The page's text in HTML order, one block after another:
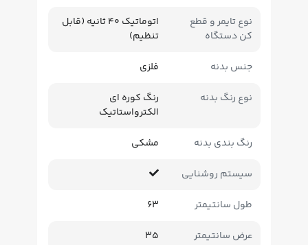
نوع تایمر و قطع
کن دستگاه
اتوماتیک 40 ثانیه (قابل
تنظیم)
جنس بدنه فلزی
نوع رنگ بدنه
رنگ کوره ای
الکترواستاتیک
رنگ بندی بدنه مشکی
سیستم روشنایی
طول سانتیمتر 63
عرض سانتیمتر 35